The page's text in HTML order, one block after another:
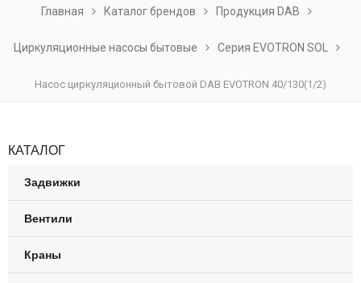
Главная Каталог брендов Продукция DAB
Циркуляционные насосы бытовые Серия EVOTRON SOL
Насос циркуляционный бытовой DAB EVOTRON 40/130(1/2)
КАТАЛОГ
Задвижки
Вентили
Краны